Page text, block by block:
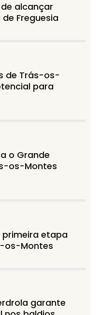
alcançar
Freguesia
de Trás-os-
para
o Grande
os-Montes
primeira etapa
os-Montes
garante